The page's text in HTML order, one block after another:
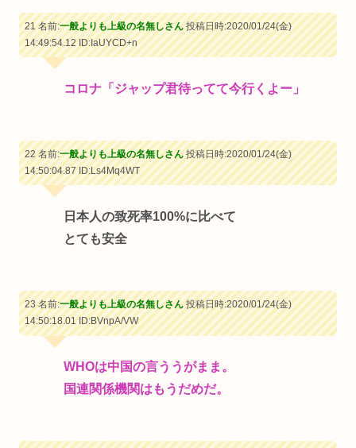
21 名前:一般よりも上級の名無しさん投稿日時:2020/01/24(金)
14:49:54.12ID:IaUYCD+n
コロナ「ジャップ君待ってて今行くよー」
22 名前:一般よりも上級の名無しさん投稿日時:2020/01/24(金)
14:50:04.87ID:Ls4Mq4WT
日本人の致死率100%に比べて
とても安全
23 名前:一般よりも上級の名無しさん投稿日時:2020/01/24(金)
14:50:18.01ID:BVnpA/VW
WHOは中国の言ううがまま。
国連関係機関はもうだめだ。